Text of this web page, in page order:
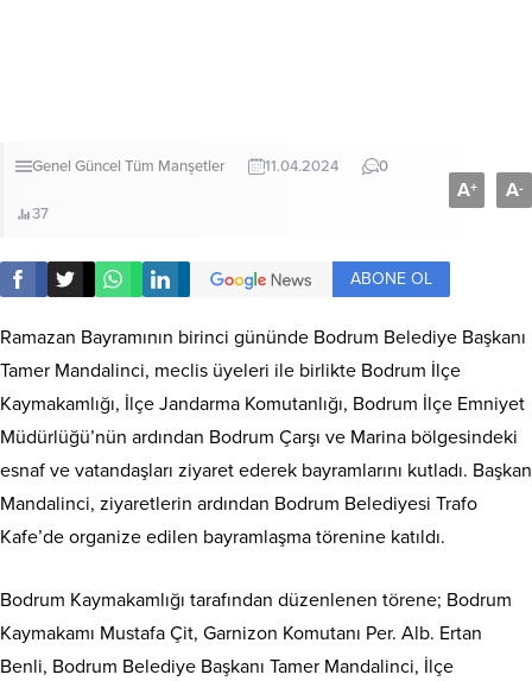
Genel Güncel Tüm Manşetler 11.04.2024 0
37
A+ A-
ABONE OL
Ramazan Bayramının birinci gününde Bodrum Belediye Başkanı
Tamer Mandalinci, meclis üyeleri ile birlikte Bodrum İlçe
Kaymakamlığı, İlçe Jandarma Komutanlığı, Bodrum İlçe Emniyet
Müdürlüğü’nün ardından Bodrum Çarşı ve Marina bölgesindeki
esnaf ve vatandaşları ziyaret ederek bayramlarını kutladı. Başkan
Mandalinci, ziyaretlerin ardından Bodrum Belediyesi Trafo
Kafe’de organize edilen bayramlaşma törenine katıldı.
Bodrum Kaymakamlığı tarafından düzenlenen törene; Bodrum
Kaymakamı Mustafa Çit, Garnizon Komutanı Per. Alb. Ertan
Benli, Bodrum Belediye Başkanı Tamer Mandalinci, İlçe